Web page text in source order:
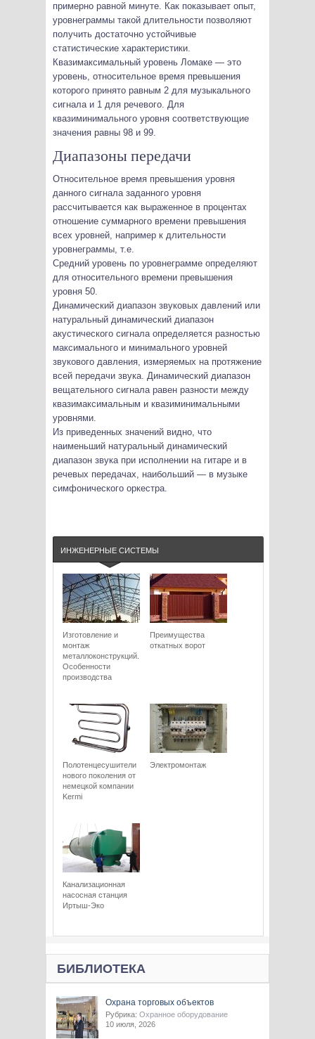
примерно равной минуте. Как показывает опыт,
уровнеграммы такой длительности позволяют
получить достаточно устойчивые
статистические характеристики.
Квазимаксимальный уровень Ломаке — это
уровень, относительное время превышения
которого принято равным 2 для музыкального
сигнала и 1 для речевого. Для
квазиминимального уровня соответствующие
значения равны 98 и 99.
Диапазоны передачи
Относительное время превышения уровня
данного сигнала заданного уровня
рассчитывается как выраженное в процентах
отношение суммарного времени превышения
всех уровней, например к длительности
уровнеграммы, т.е.
Средний уровень по уровнеграмме определяют
для относительного времени превышения
уровня 50.
Динамический диапазон звуковых давлений или
натуральный динамический диапазон
акустического сигнала определяется разностью
максимального и минимального уровней
звукового давления, измеряемых на протяжение
всей передачи звука. Динамический диапазон
вещательного сигнала равен разности между
квазимаксимальным и квазиминимальными
уровнями.
Из приведенных значений видно, что
наименьший натуральный динамический
диапазон звука при исполнении на гитаре и в
речевых передачах, наибольший — в музыке
симфонического оркестра.
ИНЖЕНЕРНЫЕ СИСТЕМЫ
Изготовление и
монтаж
металлоконструкций.
Особенности
производства
Преимущества
откатных ворот
Полотенцесушители
нового поколения от
немецкой компании
Kermi
Электромонтаж
Канализационная
насосная станция
Иртыш-Эко
БИБЛИОТЕКА
Охрана торговых объектов
Рубрика: Охранное оборудование
10 июля, 2026